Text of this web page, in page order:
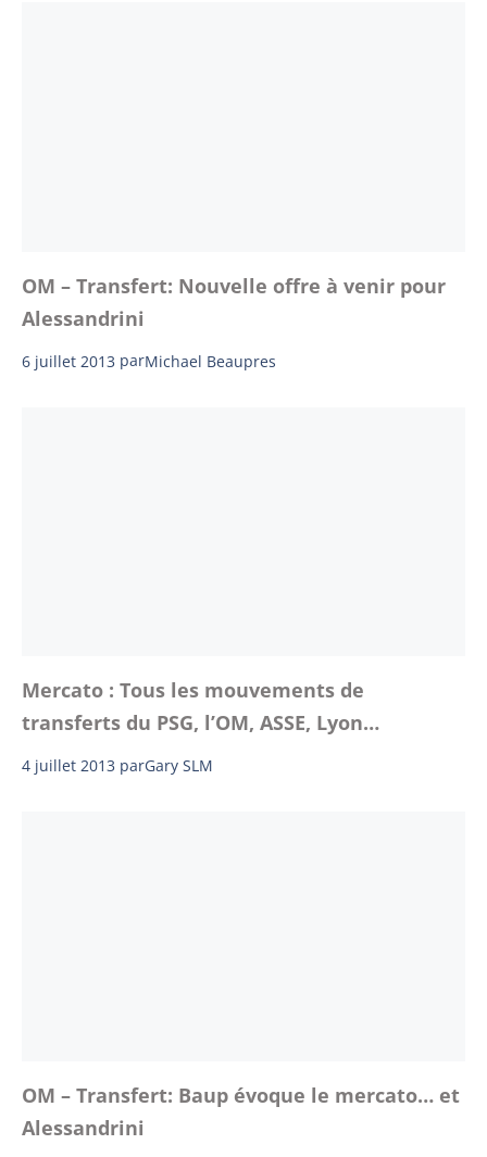
OM – Transfert: Nouvelle offre à venir pour
Alessandrini
6 juillet 2013 parMichael Beaupres
Mercato : Tous les mouvements de
transferts du PSG, l’OM, ASSE, Lyon…
4 juillet 2013 parGary SLM
OM – Transfert: Baup évoque le mercato… et
Alessandrini